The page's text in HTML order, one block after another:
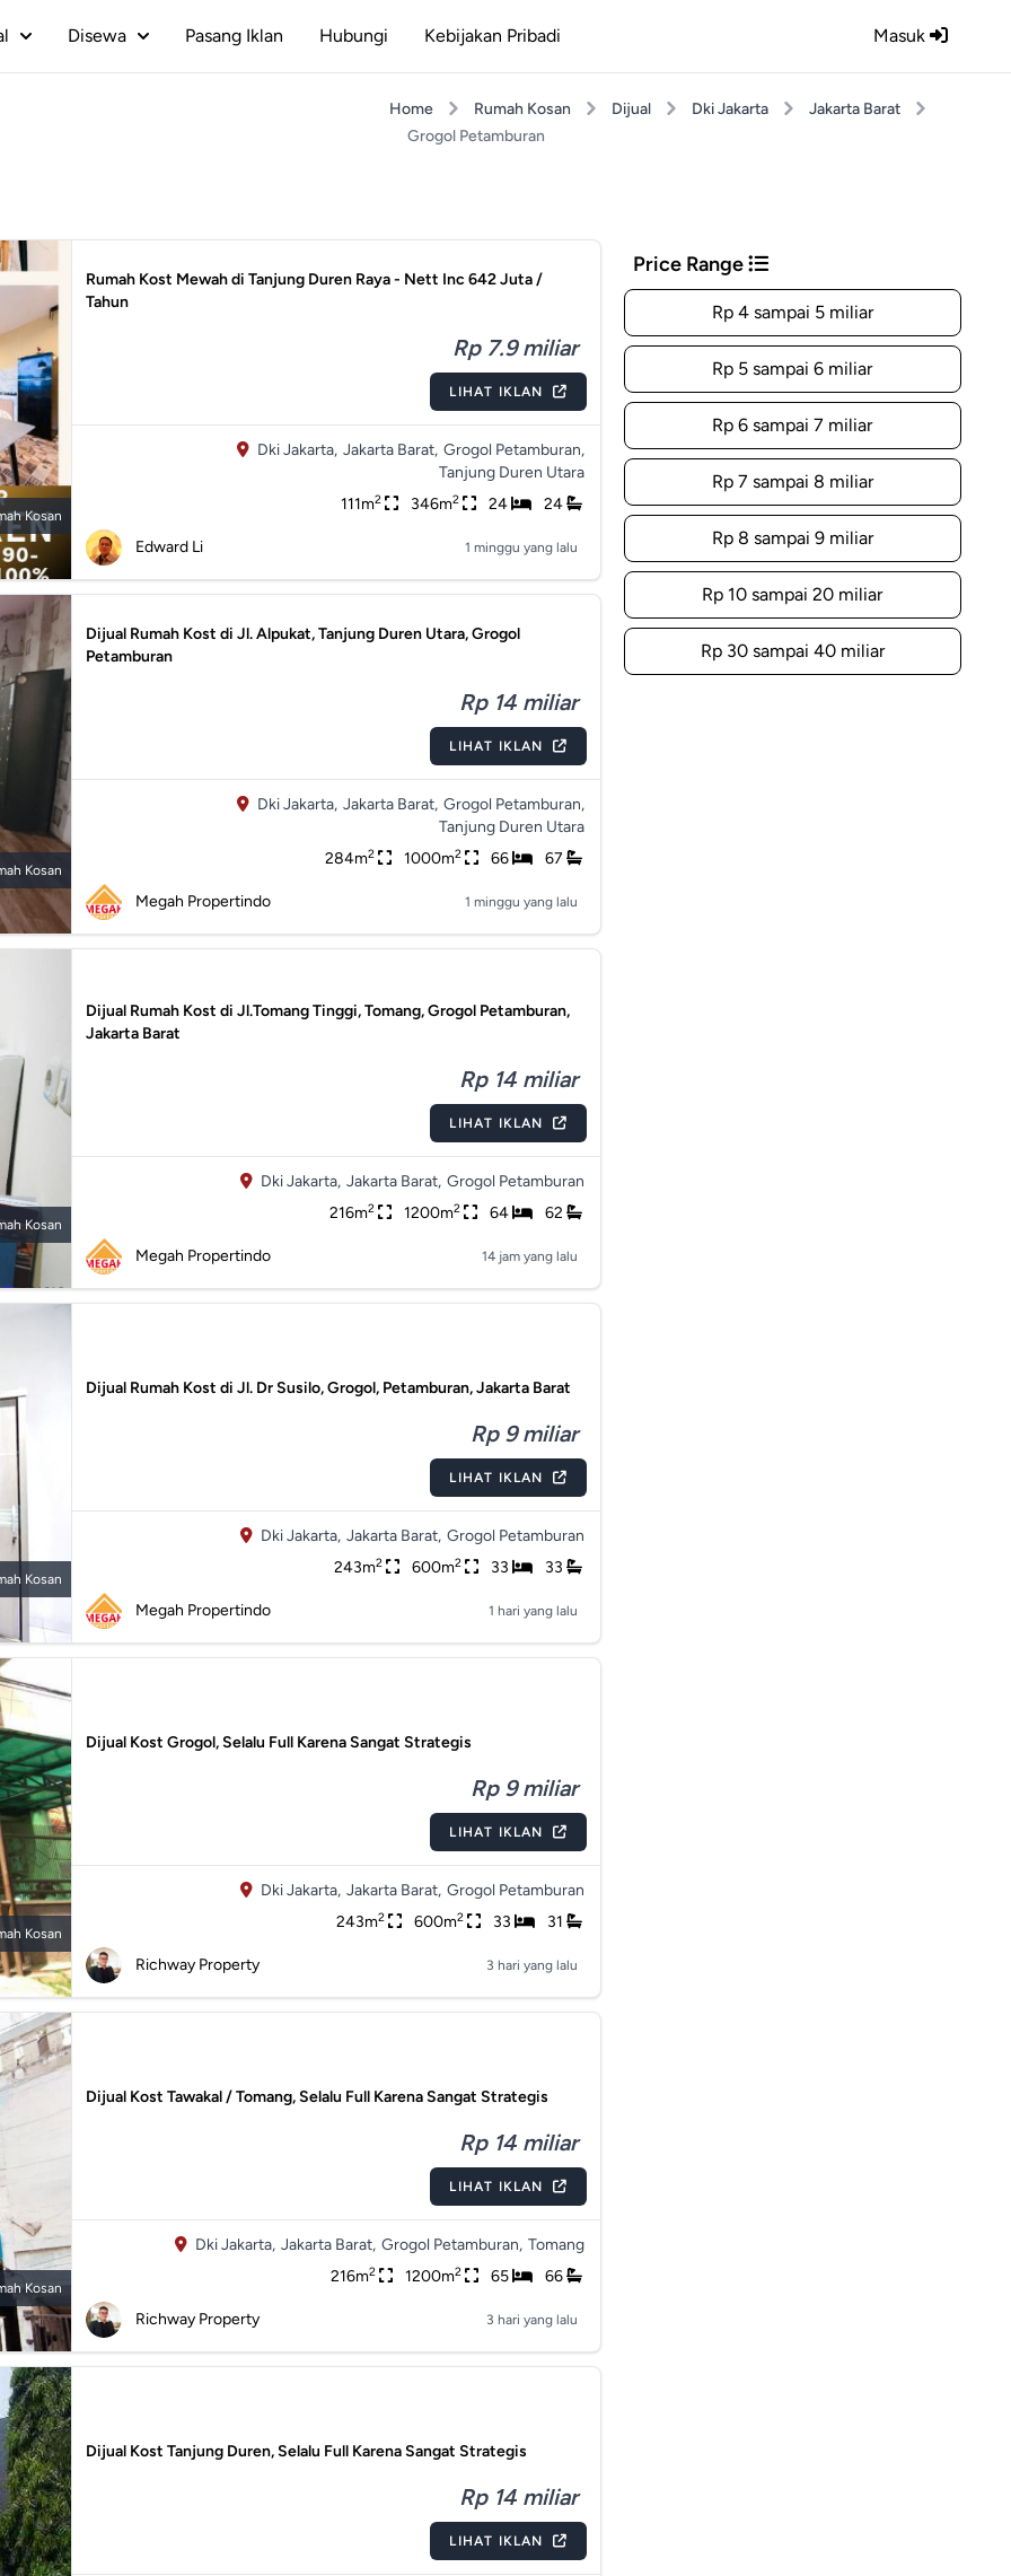
Masuk
Disewa Pasang Iklan Hubungi Kebijakan Pribadi
Home Rumah Kosan Dijual Dki Jakarta
Jakarta Barat
Grogol Petamburan
Kosan
Rumah Kost Mewah di Tanjung Duren Raya - Nett Inc 642 Juta /
Tahun
Rp 7.9 miliar
LIHAT IKLAN
Dki Jakarta, Jakarta Barat, Grogol Petamburan,
Tanjung Duren Utara
111m2 346m2 24 24
Edward Li 1 minggu yang lalu
Kosan
Dijual Rumah Kost di Jl. Alpukat, Tanjung Duren Utara, Grogol
Petamburan
Rp 14 miliar
LIHAT IKLAN
Dki Jakarta, Jakarta Barat, Grogol Petamburan,
Tanjung Duren Utara
284m2 1000m2 66 67
Megah Propertindo 1 minggu yang lalu
Kosan
Dijual Rumah Kost di Jl.Tomang Tinggi, Tomang, Grogol Petamburan,
Jakarta Barat
Rp 14 miliar
LIHAT IKLAN
Dki Jakarta, Jakarta Barat, Grogol Petamburan
216m2 1200m2 64 62
Megah Propertindo 14 jam yang lalu
Kosan
Dijual Rumah Kost di Jl. Dr Susilo, Grogol, Petamburan, Jakarta Barat
Rp 9 miliar
LIHAT IKLAN
Dki Jakarta, Jakarta Barat, Grogol Petamburan
243m2 600m2 33 33
Megah Propertindo 1 hari yang lalu
Kosan
Dijual Kost Grogol, Selalu Full Karena Sangat Strategis
Rp 9 miliar
LIHAT IKLAN
Dki Jakarta, Jakarta Barat, Grogol Petamburan
243m2 600m2 33 31
Richway Property 3 hari yang lalu
Kosan
Dijual Kost Tawakal / Tomang, Selalu Full Karena Sangat Strategis
Rp 14 miliar
LIHAT IKLAN
Dki Jakarta, Jakarta Barat, Grogol Petamburan, Tomang
216m2 1200m2 65 66
Richway Property 3 hari yang lalu
Dijual Kost Tanjung Duren, Selalu Full Karena Sangat Strategis
Rp 14 miliar
LIHAT IKLAN
Price Range
Rp 4 sampai 5 miliar
Rp 5 sampai 6 miliar
Rp 6 sampai 7 miliar
Rp 7 sampai 8 miliar
Rp 8 sampai 9 miliar
Rp 10 sampai 20 miliar
Rp 30 sampai 40 miliar